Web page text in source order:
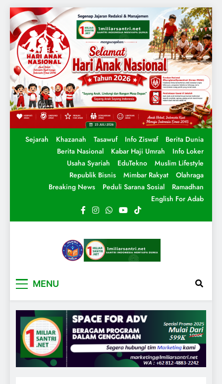
Sejarah Khazanah Tasawuf Info Ziswaf
Berita Dunia
Berita Nasional
Kabar Haji Umrah
Info Loker
Usaha Syariah
EduTekno
Muslim Lifestyle
Republik Bisnis
Mimbar Rakyat
Olahraga
Breaking News
Peduli Sarana Sosial
Ramadhan
English For Adab
MENU